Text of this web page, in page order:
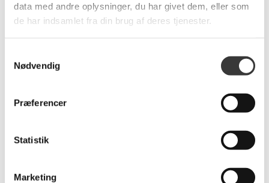
data med andre oplysninger, du har givet dem, eller som
de har indsamlet fra din brug af deres tjenester.
Nødvendig
Præferencer
Statistik
Marketing
TEMPUR-FIT lagner,
HYBRIDPUDE